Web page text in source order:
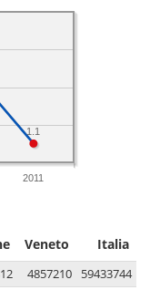
2011
1.1
Veneto Italia
4857210
59433744